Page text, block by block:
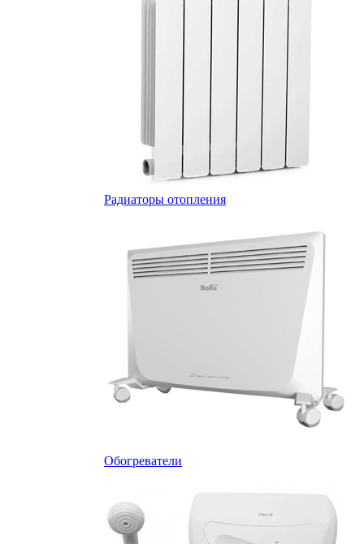
Радиаторы отопления
Обогреватели